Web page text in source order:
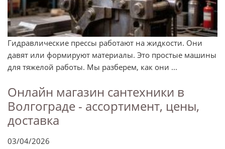
Гидравлические прессы работают на жидкости. Они
давят или формируют материалы. Это простые машины
для тяжелой работы. Мы разберем, как они ...
Онлайн магазин сантехники в
Волгограде - ассортимент, цены,
доставка
03/04/2026